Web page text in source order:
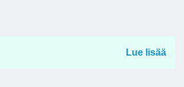
Lue lisää